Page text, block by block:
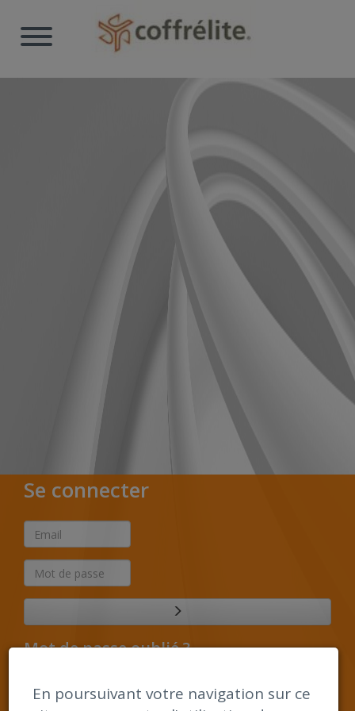
Se connecter
Mot de passe oublié ?
S'inscrire
En poursuivant votre navigation sur ce